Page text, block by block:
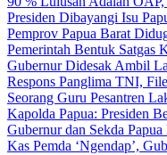
Presiden Dibayangi Isu
Pemprov Papua Barat
Pemerintah Bentuk Satgas
Gubernur Didesak Ambil
Respons Panglima TNI,
Seorang Guru Pesantren
Kapolda Papua: Presiden
Gubernur dan Sekda
Kas Pemda ‘Ngendap’,